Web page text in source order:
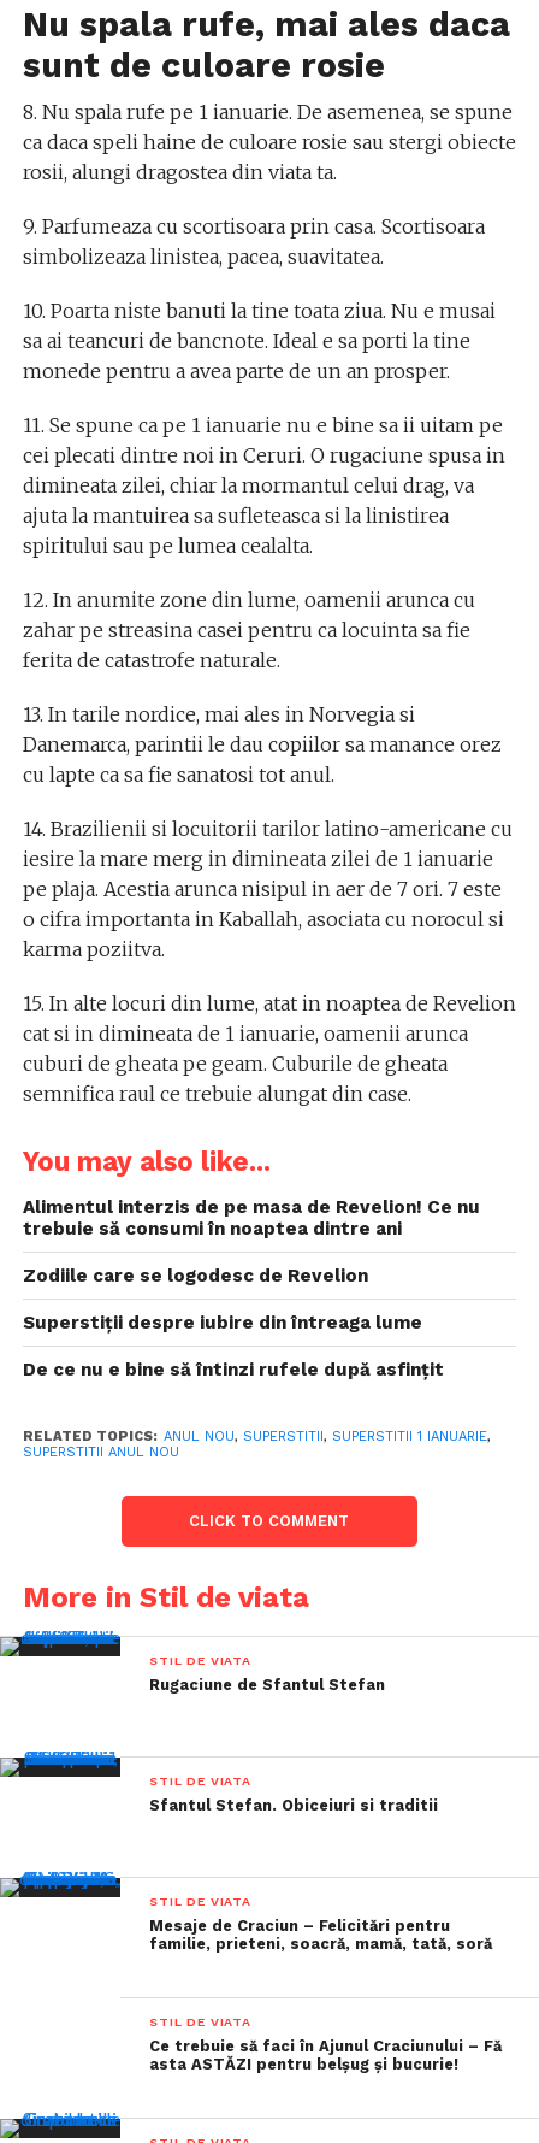
Nu spala rufe, mai ales daca
sunt de culoare rosie
8. Nu spala rufe pe 1 ianuarie. De asemenea, se spune
ca daca speli haine de culoare rosie sau stergi obiecte
rosii, alungi dragostea din viata ta.
9. Parfumeaza cu scortisoara prin casa. Scortisoara
simbolizeaza linistea, pacea, suavitatea.
10. Poarta niste banuti la tine toata ziua. Nu e musai
sa ai teancuri de bancnote. Ideal e sa porti la tine
monede pentru a avea parte de un an prosper.
11. Se spune ca pe 1 ianuarie nu e bine sa ii uitam pe
cei plecati dintre noi in Ceruri. O rugaciune spusa in
dimineata zilei, chiar la mormantul celui drag, va
ajuta la mantuirea sa sufleteasca si la linistirea
spiritului sau pe lumea cealalta.
12. In anumite zone din lume, oamenii arunca cu
zahar pe streasina casei pentru ca locuinta sa fie
ferita de catastrofe naturale.
13. In tarile nordice, mai ales in Norvegia si
Danemarca, parintii le dau copiilor sa manance orez
cu lapte ca sa fie sanatosi tot anul.
14. Brazilienii si locuitorii tarilor latino-americane cu
iesire la mare merg in dimineata zilei de 1 ianuarie
pe plaja. Acestia arunca nisipul in aer de 7 ori. 7 este
o cifra importanta in Kaballah, asociata cu norocul si
karma poziitva.
15. In alte locuri din lume, atat in noaptea de Revelion
cat si in dimineata de 1 ianuarie, oamenii arunca
cuburi de gheata pe geam. Cuburile de gheata
semnifica raul ce trebuie alungat din case.
You may also like...
Alimentul interzis de pe masa de Revelion! Ce nu
trebuie să consumi în noaptea dintre ani
Zodiile care se logodesc de Revelion
Superstiții despre iubire din întreaga lume
De ce nu e bine să întinzi rufele după asfințit
RELATED TOPICS: ANUL NOU, SUPERSTITII, SUPERSTITII 1 IANUARIE,
SUPERSTITII ANUL NOU
CLICK TO COMMENT
More in Stil de viata
STIL DE VIATA
Rugaciune de Sfantul Stefan
STIL DE VIATA
Sfantul Stefan. Obiceiuri si traditii
STIL DE VIATA
Mesaje de Craciun – Felicitări pentru
familie, prieteni, soacră, mamă, tată, soră
STIL DE VIATA
Ce trebuie să faci în Ajunul Craciunului – Fă
asta ASTĂZI pentru belșug și bucurie!